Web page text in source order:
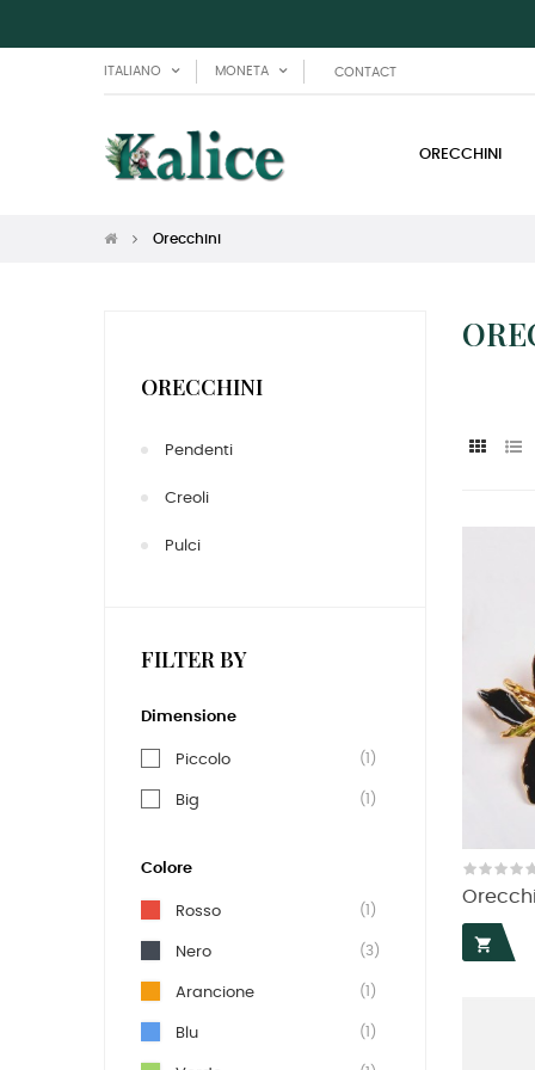
ITALIANO MONETA CONTACT
ORECCHINI
Orecchini
ORECCHINI
Pendenti
Creoli
Pulci
FILTER BY
Dimensione
Piccolo (1)
Big (1)
Colore
Rosso (1)
Nero (3)
Arancione (1)
Blu (1)
